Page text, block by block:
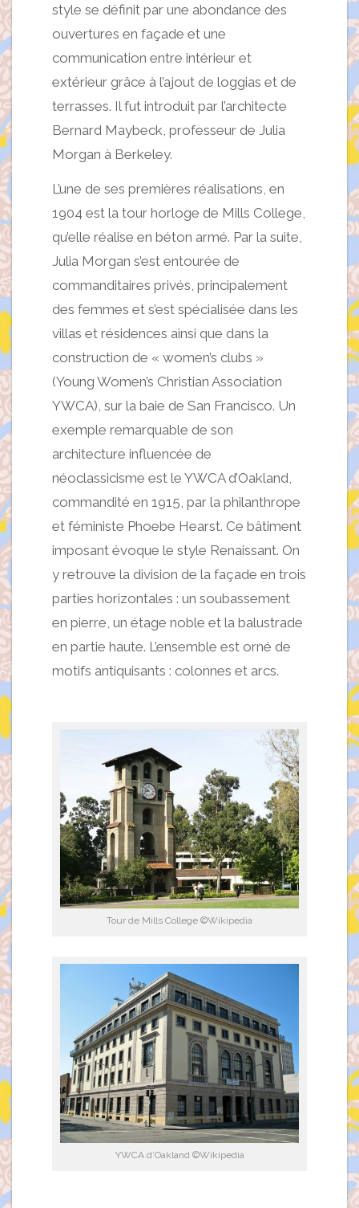
style se définit par une abondance des
ouvertures en façade et une
communication entre intérieur et
extérieur grâce à l’ajout de loggias et de
terrasses. Il fut introduit par l’architecte
Bernard Maybeck, professeur de Julia
Morgan à Berkeley.
L’une de ses premières réalisations, en
1904 est la tour horloge de Mills College,
qu’elle réalise en béton armé. Par la suite,
Julia Morgan s’est entourée de
commanditaires privés, principalement
des femmes et s’est spécialisée dans les
villas et résidences ainsi que dans la
construction de « women’s clubs »
(Young Women’s Christian Association
YWCA), sur la baie de San Francisco. Un
exemple remarquable de son
architecture influencée de
néoclassicisme est le YWCA d’Oakland,
commandité en 1915, par la philanthrope
et féministe Phoebe Hearst. Ce bâtiment
imposant évoque le style Renaissant. On
y retrouve la division de la façade en trois
parties horizontales : un soubassement
en pierre, un étage noble et la balustrade
en partie haute. L’ensemble est orné de
motifs antiquisants : colonnes et arcs.
Tour de Mills College ©Wikipedia
YWCA d’Oakland ©Wikipedia